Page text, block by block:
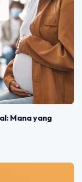
Mana yang